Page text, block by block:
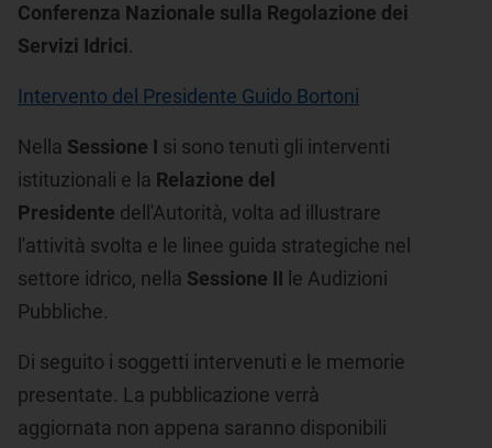
Conferenza Nazionale sulla Regolazione dei
Servizi Idrici.
Intervento del Presidente Guido Bortoni
Nella Sessione I si sono tenuti gli interventi
istituzionali e la Relazione del
Presidente dell'Autorità, volta ad illustrare
l'attività svolta e le linee guida strategiche nel
settore idrico, nella Sessione II le Audizioni
Pubbliche.
Di seguito i soggetti intervenuti e le memorie
presentate. La pubblicazione verrà
aggiornata non appena saranno disponibili